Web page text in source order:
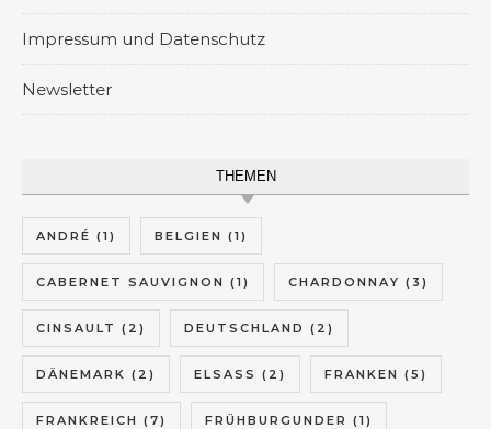
Impressum und Datenschutz
Newsletter
THEMEN
ANDRÉ (1) BELGIEN (1)
CABERNET SAUVIGNON (1) CHARDONNAY (3)
CINSAULT (2) DEUTSCHLAND (2)
DÄNEMARK (2) ELSASS (2) FRANKEN (5)
FRANKREICH (7) FRÜHBURGUNDER (1)